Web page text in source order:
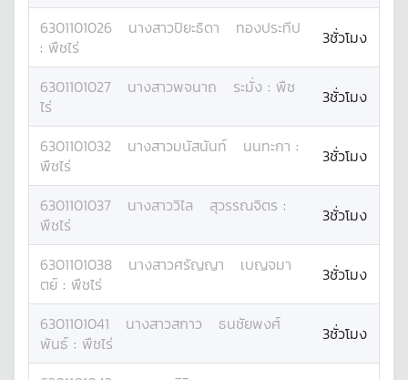
6301101026 นางสาวปิยะธิดา
ทองประทีป
: พืชไร่ 3ชั่วโมง
6301101027 นางสาวพจนาถ ระมั่ง : พืช
ไร่
3ชั่วโมง
6301101032 นางสาวมนัสนันท์ นนทะกา :
พืชไร่
3ชั่วโมง
6301101037 นางสาววิไล สุวรรณจิตร :
พืชไร่
3ชั่วโมง
6301101038 นางสาวศรัญญา
เบญจมา
ตย์ : พืชไร่ 3ชั่วโมง
6301101041 นางสาวสกาว
ธนชัยพงศ์
พันธ์ : พืชไร่ 3ชั่วโมง